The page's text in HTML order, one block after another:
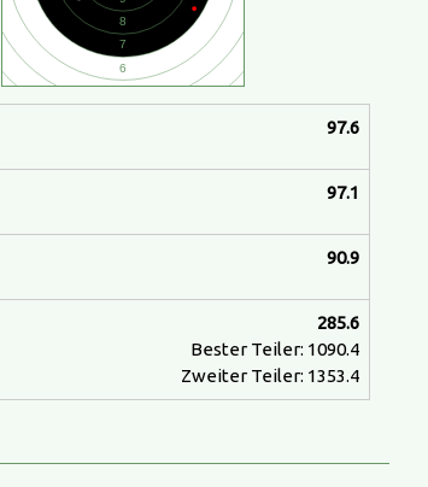
97.6
97.1
90.9
285.6
Bester Teiler: 1090.4
Zweiter Teiler: 1353.4